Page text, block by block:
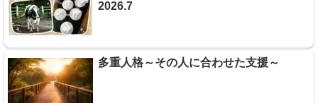
2026.7
多重人格～その人に合わせた支援～